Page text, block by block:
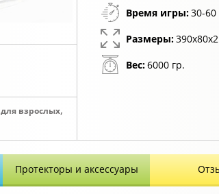
для взрослых,
Время игры:30-
Размеры:
Вес:6000 гр.
Протекторы и аксессуары